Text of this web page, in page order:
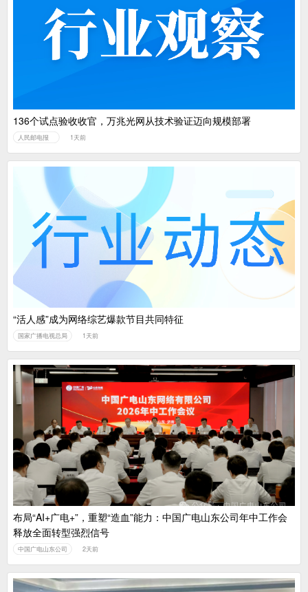
136个试点验收收官，万兆光网从技术验证迈向规模部署
人民邮电报 1天前
“活人感”成为网络综艺爆款节目共同特征
国家广播电视总局 1天前
布局“AI+广电+”，重塑“造血”能力：中国广电山东公司年中工作会
释放全面转型强烈信号
中国广电山东公司 2天前